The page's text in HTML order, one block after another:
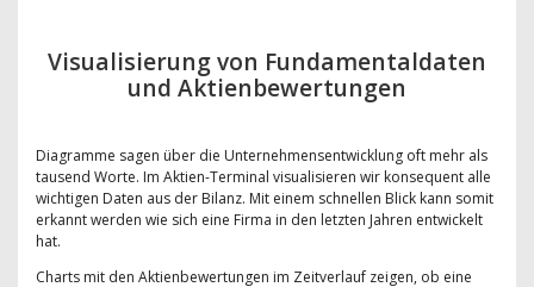
Visualisierung von Fundamentaldaten
und Aktienbewertungen
Diagramme sagen über die Unternehmensentwicklung oft mehr als
tausend Worte. Im Aktien-Terminal visualisieren wir konsequent alle
wichtigen Daten aus der Bilanz. Mit einem schnellen Blick kann somit
erkannt werden wie sich eine Firma in den letzten Jahren entwickelt
hat.
Charts mit den Aktienbewertungen im Zeitverlauf zeigen, ob eine